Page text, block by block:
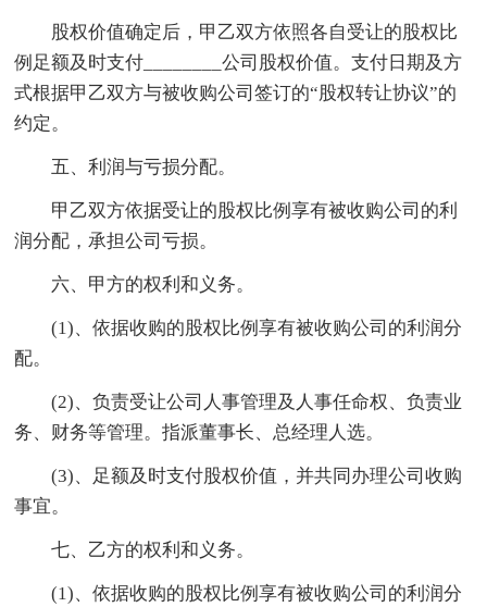
股权价值确定后，甲乙双方依照各自受让的股权比
例足额及时支付________公司股权价值。支付日期及方
式根据甲乙双方与被收购公司签订的“股权转让协议”的
约定。
五、利润与亏损分配。
甲乙双方依据受让的股权比例享有被收购公司的利
润分配，承担公司亏损。
六、甲方的权利和义务。
(1)、依据收购的股权比例享有被收购公司的利润分
配。
(2)、负责受让公司人事管理及人事任命权、负责业
务、财务等管理。指派董事长、总经理人选。
(3)、足额及时支付股权价值，并共同办理公司收购
事宜。
七、乙方的权利和义务。
(1)、依据收购的股权比例享有被收购公司的利润分